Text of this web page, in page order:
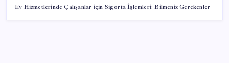
Ev Hizmetlerinde Çalışanlar için Sigorta İşlemleri: Bilmeniz Gerekenler